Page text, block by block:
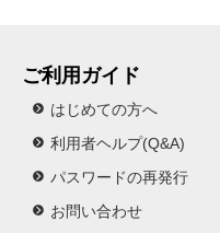
ご利用ガイド
はじめての方へ
利用者ヘルプ(Q&A)
パスワードの再発行
お問い合わせ